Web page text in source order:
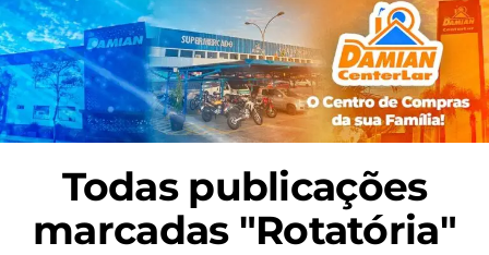
Todas publicações
marcadas "Rotatória"